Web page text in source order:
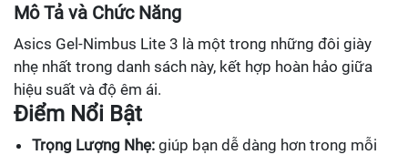
Mô Tả và Chức Năng
Asics Gel-Nimbus Lite 3 là một trong những đôi giày
nhẹ nhất trong danh sách này, kết hợp hoàn hảo giữa
hiệu suất và độ êm ái.
Điểm Nổi Bật
Trọng Lượng Nhẹ: giúp bạn dễ dàng hơn trong mỗi